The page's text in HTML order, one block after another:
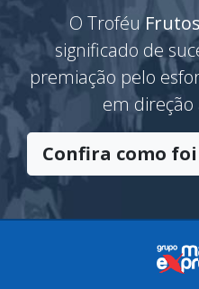
Frutos
O Troféu
significado de
premiação pelo
em direção
Confira como foi